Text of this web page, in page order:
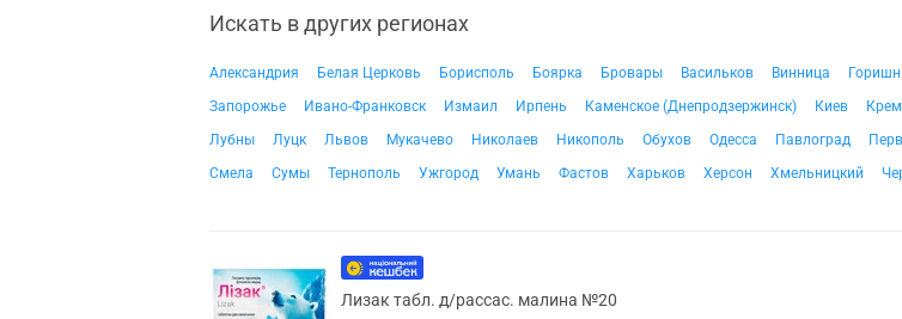
Искать в других регионах
Александрия Белая Церковь Борисполь Боярка Бровары Васильков Винница
Запорожье
Ивано-Франковск Измаил Ирпень Каменское (Днепродзержинск) Киев
Лубны
Луцк Львов Мукачево Николаев Никополь Обухов Одесса Павлоград
Смела
Сумы Тернополь Ужгород Умань Фастов Харьков Херсон Хмельницкий
Лизак табл. д/рассас. малина №20